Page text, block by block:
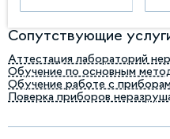
Сопутствующие
Аттестация лабораторий
Обучение по основным
Обучение работе с
Поверка приборов